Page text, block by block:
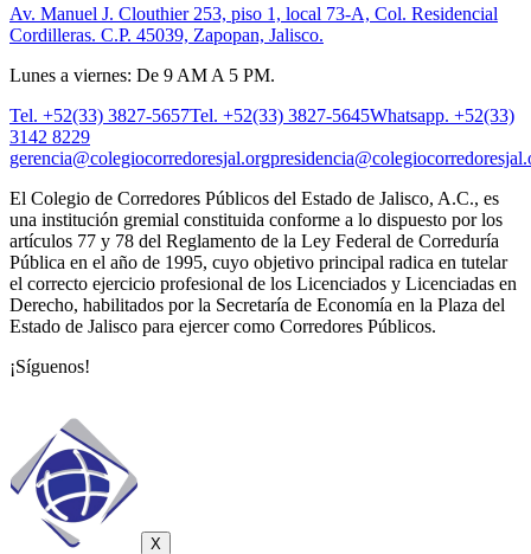
Av. Manuel J. Clouthier 253, piso 1, local 73-A, Col. Residencial
Cordilleras. C.P. 45039, Zapopan, Jalisco.
Lunes a viernes: De 9 AM A 5 PM.
Tel. +52(33) 3827-5657Tel. +52(33) 3827-5645Whatsapp. +52(33)
3142 8229
gerencia@colegiocorredoresjal.org
El Colegio de Corredores Públicos del Estado de Jalisco, A.C., es
una institución gremial constituida conforme a lo dispuesto por los
artículos 77 y 78 del Reglamento de la Ley Federal de Correduría
Pública en el año de 1995, cuyo objetivo principal radica en tutelar
el correcto ejercicio profesional de los Licenciados y Licenciadas en
Derecho, habilitados por la Secretaría de Economía en la Plaza del
Estado de Jalisco para ejercer como Corredores Públicos.
¡Síguenos!
X